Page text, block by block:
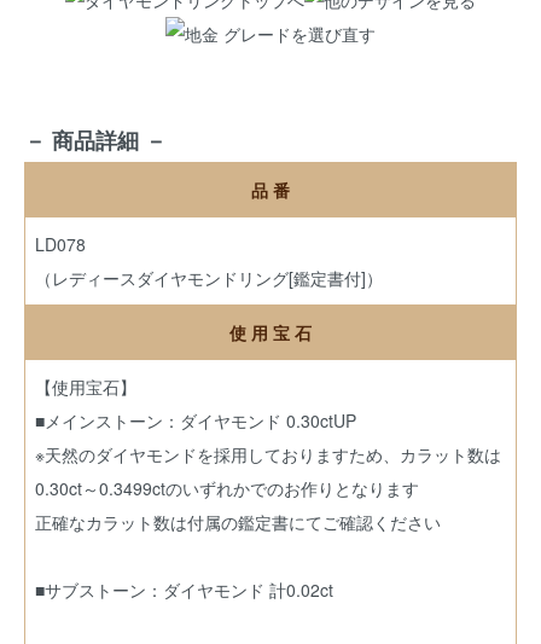
－ 商品詳細 －
品 番
LD078
（レディースダイヤモンドリング[鑑定書付]）
使 用 宝 石
【使用宝石】
■メインストーン：ダイヤモンド 0.30ctUP
※天然のダイヤモンドを採用しておりますため、カラット数は
0.30ct～0.3499ctのいずれかでのお作りとなります
正確なカラット数は付属の鑑定書にてご確認ください
■サブストーン：ダイヤモンド 計0.02ct